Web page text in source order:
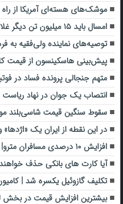
موشک‌های هسته‌ای آمریکا از راه
امسال باید ۱۵ میلیون تن دیگر غلات و نهاده دامی وارد کشور شود
توصیه‌های نماینده ولی‌فقیه به
پیش‌بینی هاسکینسون از قیمت
متهم جنجالی پرونده فساد در
انتصاب یک جوان در نهاد
سقوط سنگین قیمت شاسی‌بلند
در این نقطه از ایران یک «اژدها»
افزایش ۱۰ درصدی مسافران مترو| علل تاخیر در حرکت قطارها
آیا کارت های بانکی حذف
تکلیف گازوئیل یکسره شد |
بیشترین افزایش قیمت در بخش